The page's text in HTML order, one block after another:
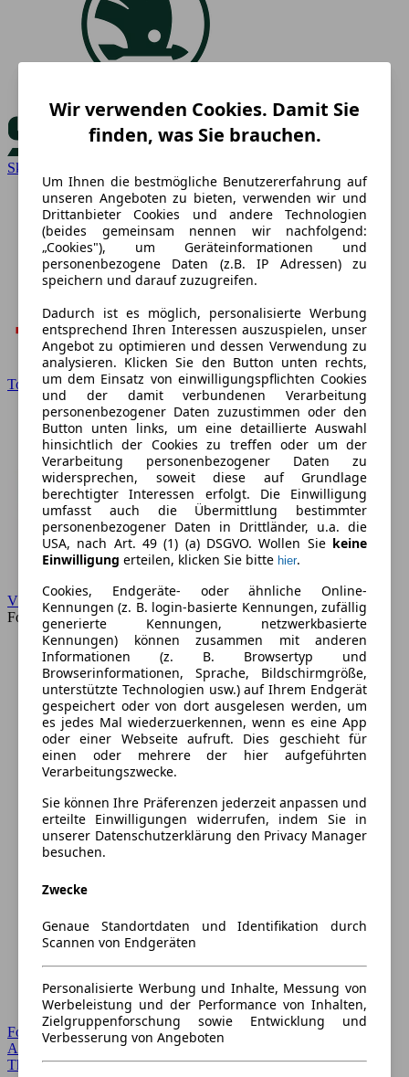
Skoda
Toyota
VW
Forum
Forum Startseite
Alle Auto-Foren
Themen-Forum
Wir verwenden Cookies. Damit Sie
finden, was Sie brauchen.
Um Ihnen die bestmögliche Benutzererfahrung auf
unseren Angeboten zu bieten, verwenden wir und
Drittanbieter Cookies und andere Technologien
(beides gemeinsam nennen wir nachfolgend:
„Cookies"), um Geräteinformationen und
personenbezogene Daten (z.B. IP Adressen) zu
speichern und darauf zuzugreifen.
Dadurch ist es möglich, personalisierte Werbung
entsprechend Ihren Interessen auszuspielen, unser
Angebot zu optimieren und dessen Verwendung zu
analysieren. Klicken Sie den Button unten rechts,
um dem Einsatz von einwilligungspflichten Cookies
und der damit verbundenen Verarbeitung
personenbezogener Daten zuzustimmen oder den
Button unten links, um eine detaillierte Auswahl
hinsichtlich der Cookies zu treffen oder um der
Verarbeitung personenbezogener Daten zu
widersprechen, soweit diese auf Grundlage
berechtigter Interessen erfolgt. Die Einwilligung
umfasst auch die Übermittlung bestimmter
personenbezogener Daten in Drittländer, u.a. die
USA, nach Art. 49 (1) (a) DSGVO. Wollen Sie keine
Einwilligung erteilen, klicken Sie bitte hier.
Cookies, Endgeräte- oder ähnliche Online-
Kennungen (z. B. login-basierte Kennungen, zufällig
generierte Kennungen, netzwerkbasierte
Kennungen) können zusammen mit anderen
Informationen (z. B. Browsertyp und
Browserinformationen, Sprache, Bildschirmgröße,
unterstützte Technologien usw.) auf Ihrem Endgerät
gespeichert oder von dort ausgelesen werden, um
es jedes Mal wiederzuerkennen, wenn es eine App
oder einer Webseite aufruft. Dies geschieht für
einen oder mehrere der hier aufgeführten
Verarbeitungszwecke.
Sie können Ihre Präferenzen jederzeit anpassen und
erteilte Einwilligungen widerrufen, indem Sie in
unserer Datenschutzerklärung den Privacy Manager
besuchen.
Zwecke
Genaue Standortdaten und Identifikation durch
Scannen von Endgeräten
Personalisierte Werbung und Inhalte, Messung von
Werbeleistung und der Performance von Inhalten,
Zielgruppenforschung sowie Entwicklung und
Verbesserung von Angeboten